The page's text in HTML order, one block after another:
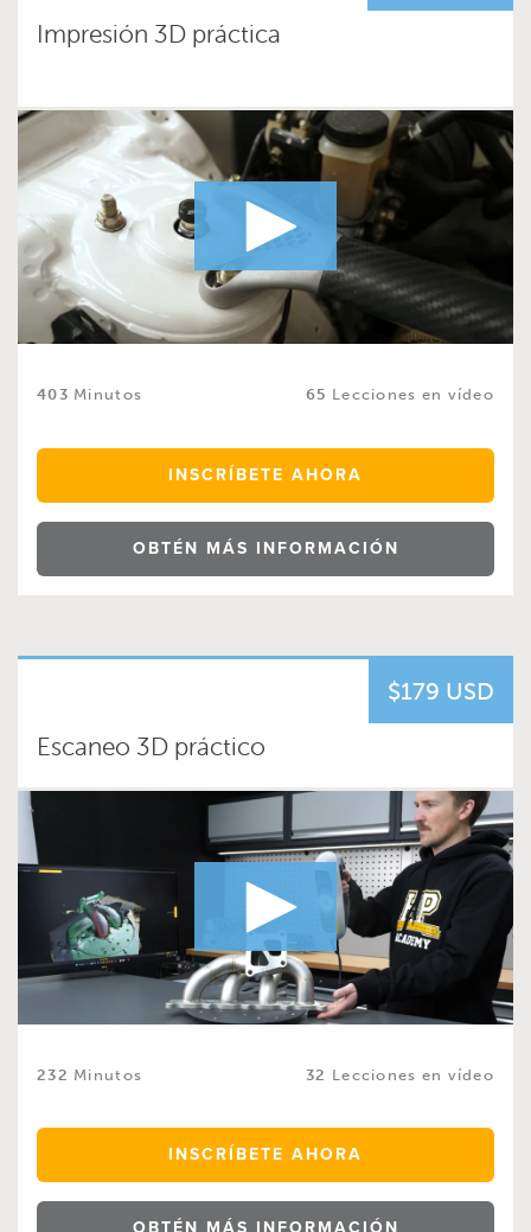
Impresión 3D práctica
403 Minutos 65 Lecciones en vídeo
INSCRÍBETE AHORA
OBTÉN MÁS INFORMACIÓN
$179 USD
Escaneo 3D práctico
232 Minutos 32 Lecciones en vídeo
INSCRÍBETE AHORA